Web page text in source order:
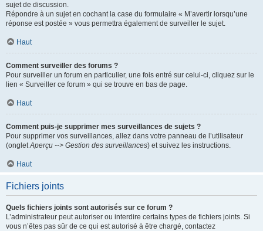
sujet de discussion.
Répondre à un sujet en cochant la case du formulaire « M’avertir lorsqu’une
réponse est postée » vous permettra également de surveiller le sujet.
Haut
Comment surveiller des forums ?
Pour surveiller un forum en particulier, une fois entré sur celui-ci, cliquez sur le
lien « Surveiller ce forum » qui se trouve en bas de page.
Haut
Comment puis-je supprimer mes surveillances de sujets ?
Pour supprimer vos surveillances, allez dans votre panneau de l’utilisateur
(ongletAperçu --> Gestion des surveillances) et suivez les instructions.
Haut
Fichiers joints
Quels fichiers joints sont autorisés sur ce forum ?
L’administrateur peut autoriser ou interdire certains types de fichiers joints. Si
vous n’êtes pas sûr de ce qui est autorisé à être chargé, contactez